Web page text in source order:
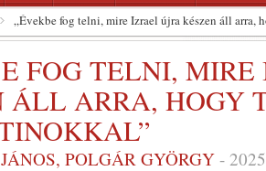
„Évekbe fog telni, mire Izrael újra készen áll arra,
FOG TELNI,
ÁLL ARRA, HOGY
POLGÁR GYÖRGY -